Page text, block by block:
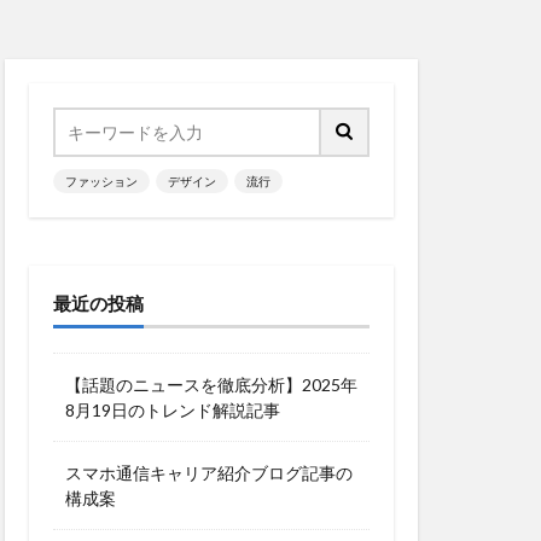
ファッション デザイン 流行
最近の投稿
【話題のニュースを徹底分析】2025年
8月19日のトレンド解説記事
スマホ通信キャリア紹介ブログ記事の
構成案